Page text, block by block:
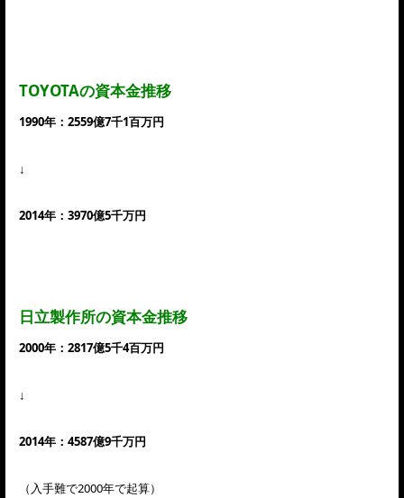
TOYOTAの資本金推移
1990年：2559億7千1百万円
↓
2014年：3970億5千万円
日立製作所の資本金推移
2000年：2817億5千4百万円
↓
2014年：4587億9千万円
（入手難で2000年で起算）